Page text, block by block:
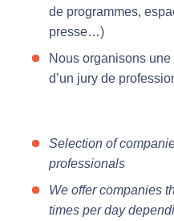
de programmes,
presse…)
Nous organisons
d’un jury de
Selection of
professionals
We offer companies
times per day